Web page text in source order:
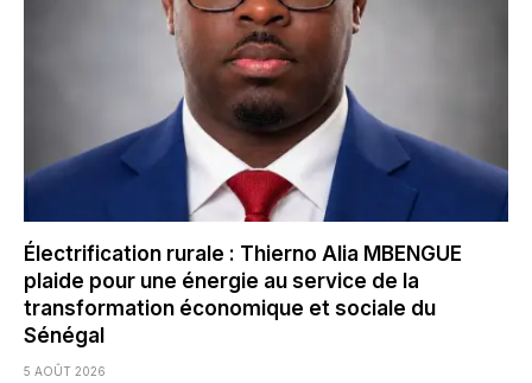
Électrification rurale : Thierno Alia MBENGUE
plaide pour une énergie au service de la
transformation économique et sociale du
Sénégal
5 AOÛT 2026